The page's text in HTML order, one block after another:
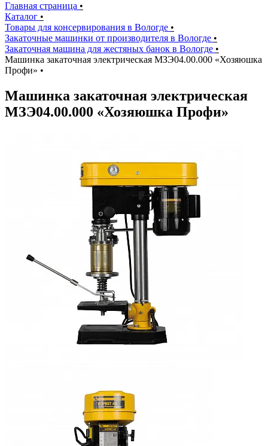
Главная страница •
Каталог •
Товары для консервирования в Вологде •
Закаточные машинки от производителя в Вологде •
Закаточная машина для жестяных банок в Вологде •
Машинка закаточная электрическая МЗЭ04.00.000 «Хозяюшка
Профи» •
Машинка закаточная электрическая
МЗЭ04.00.000 «Хозяюшка Профи»